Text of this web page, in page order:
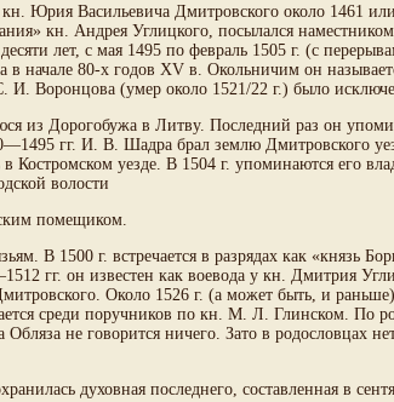
Юрия Васильевича Дмитровского около 1461
кн. Андрея Углицкого, посылался
лет, с мая 1495 по февраль 1505 г. (с
в начале 80-х годов XV в. Окольничим он
И. Воронцова (умер около 1521/22 г.) было
из Дорогобужа в Литву. Последний раз он
гг. И. В. Шадра брал землю Дмитровского
Костромском уезде. В 1504 г. упоминаются его
волости
помещиком.
1500 г. встречается в разрядах как «князь
гг. он известен как воевода у кн. Дмитрия
Около 1526 г. (а может быть, и
среди поручников по кн. М. Л. Глинском. По
не говорится ничего. Зато в родословцах
духовная последнего, составленная в